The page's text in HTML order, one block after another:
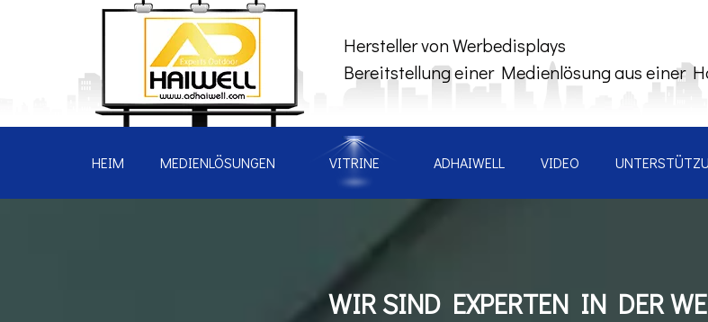
Hersteller von Werbedisplays
Bereitstellung einer Medienlösung aus einer
HEIM MEDIENLÖSUNGEN VITRINE ADHAIWELL VIDEO
WIR SIND EXPERTEN IN DER